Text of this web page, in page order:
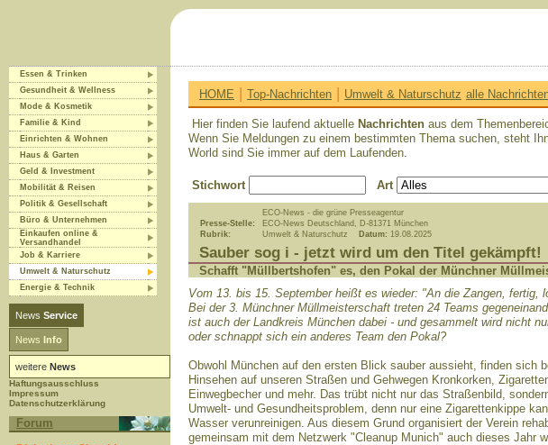
Essen & Trinken
Gesundheit & Wellness
Mode & Kosmetik
Familie & Kind
Einrichten & Wohnen
Haus & Garten
Geld & Investment
Mobilität & Reisen
Politik & Gesellschaft
Büro & Unternehmen
Einkaufen online &
Versandhandel
Job & Karriere
Umwelt & Naturschutz
Energie & Technik
News Service
News Info
weitere News
Haftungsausschluss
Impressum
Datenschutzerklärung
Forum
HOME | Top-Nachrichten | Umwelt & Naturschutz alle
Hier finden Sie laufend aktuelle Nachrichten aus dem
Wenn Sie Meldungen zu einem bestimmten Thema suchen, steht
World sind Sie immer auf dem Laufenden.
Stichwort Art
ECO-News - die grüne Presseagentur
Presse-Stelle:
ECO-News Deutschland, D-81371 München
Rubrik:
Umwelt & Naturschutz Datum: 19.08.2025
Sauber sog i - jetzt wird um den Titel gekämpft!
Schafft "Müllbertshofen" es, den Pokal der Münchner
Vom 13. bis 15. September heißt es wieder: "An die Zangen, fertig,
Bei der 3. Münchner Müllmeisterschaft treten 24 Teams
ist auch der Landkreis München dabei - und gesammelt wird nicht
oder schnappt sich ein anderes Team den Pokal?
Obwohl München auf den ersten Blick sauber aussieht, finden sich
Hinsehen auf unseren Straßen und Gehwegen Kronkorken,
Einwegbecher und mehr. Das trübt nicht nur das Straßenbild,
Umwelt- und Gesundheitsproblem, denn nur eine Zigarettenkippe
Wasser verunreinigen. Aus diesem Grund organisiert der Verein
gemeinsam mit dem Netzwerk "Cleanup Munich" auch dieses Jahr